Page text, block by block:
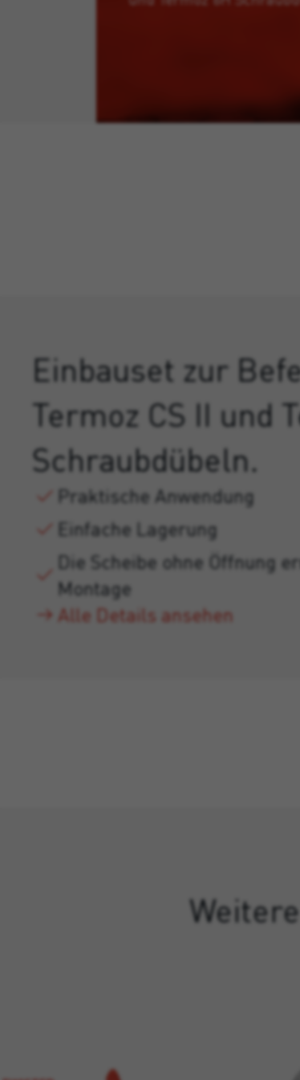
Einbauset zur
Termoz CS II und
Schraubdübeln.
Praktische Anwendung
Einfache Lagerung
Die Scheibe ohne Öffnung
Montage
Alle Details ansehen